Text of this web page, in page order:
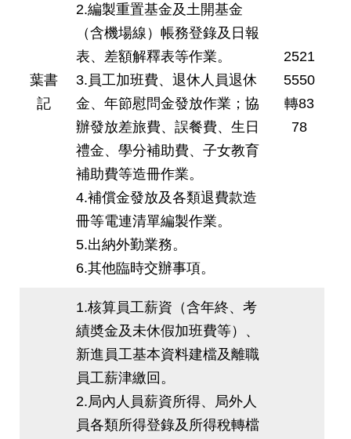
葉書
記
2.編製重置基金及土開基金
（含機場線）帳務登錄及日報
表、差額解釋表等作業。
3.員工加班費、退休人員退休
金、年節慰問金發放作業；協
辦發放差旅費、誤餐費、生日
禮金、學分補助費、子女教育
補助費等造冊作業。
4.補償金發放及各類退費款造
冊等電連清單編製作業。
5.出納外勤業務。
6.其他臨時交辦事項。
2521
5550
轉83
78
1.核算員工薪資（含年終、考
績奬金及未休假加班費等）、
新進員工基本資料建檔及離職
員工薪津繳回。
2.局內人員薪資所得、局外人
員各類所得登錄及所得稅轉檔